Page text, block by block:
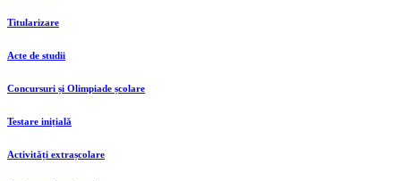
Titularizare
Acte de studii
Concursuri și Olimpiade școlare
Testare inițială
Activități extrașcolare